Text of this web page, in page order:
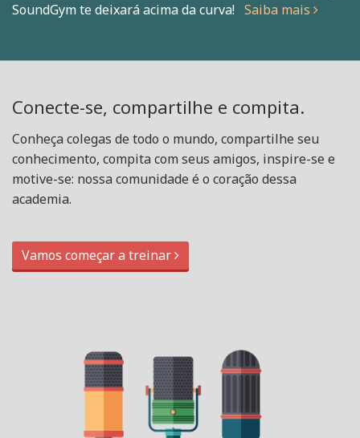
SoundGym te deixará acima da curva! Saiba mais
Conecte-se, compartilhe e compita.
Conheça colegas de todo o mundo, compartilhe seu
conhecimento, compita com seus amigos, inspire-se e
motive-se: nossa comunidade é o coração dessa
academia.
Vamos começar a treinar